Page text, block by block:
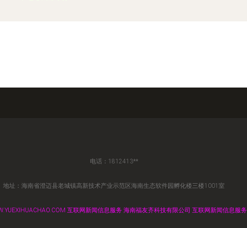
电话：1812413**
地址：海南省澄迈县老城镇高新技术产业示范区海南生态软件园孵化楼三楼1001室
互联网新闻信息服务 海南福友齐科技有限公司 互联网新闻信息服务